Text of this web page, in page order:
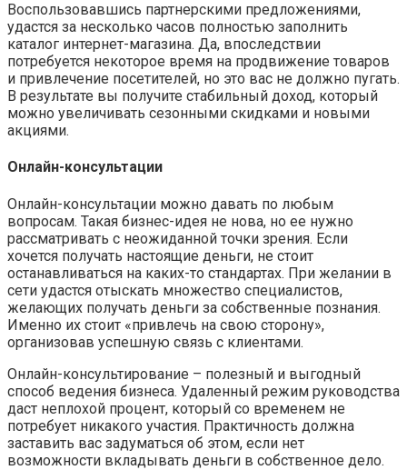
Воспользовавшись партнерскими предложениями,
удастся за несколько часов полностью заполнить
каталог интернет-магазина. Да, впоследствии
потребуется некоторое время на продвижение товаров
и привлечение посетителей, но это вас не должно пугать.
В результате вы получите стабильный доход, который
можно увеличивать сезонными скидками и новыми
акциями.
Онлайн-консультации
Онлайн-консультации можно давать по любым
вопросам. Такая бизнес-идея не нова, но ее нужно
рассматривать с неожиданной точки зрения. Если
хочется получать настоящие деньги, не стоит
останавливаться на каких-то стандартах. При желании в
сети удастся отыскать множество специалистов,
желающих получать деньги за собственные познания.
Именно их стоит «привлечь на свою сторону»,
организовав успешную связь с клиентами.
Онлайн-консультирование – полезный и выгодный
способ ведения бизнеса. Удаленный режим руководства
даст неплохой процент, который со временем не
потребует никакого участия. Практичность должна
заставить вас задуматься об этом, если нет
возможности вкладывать деньги в собственное дело.